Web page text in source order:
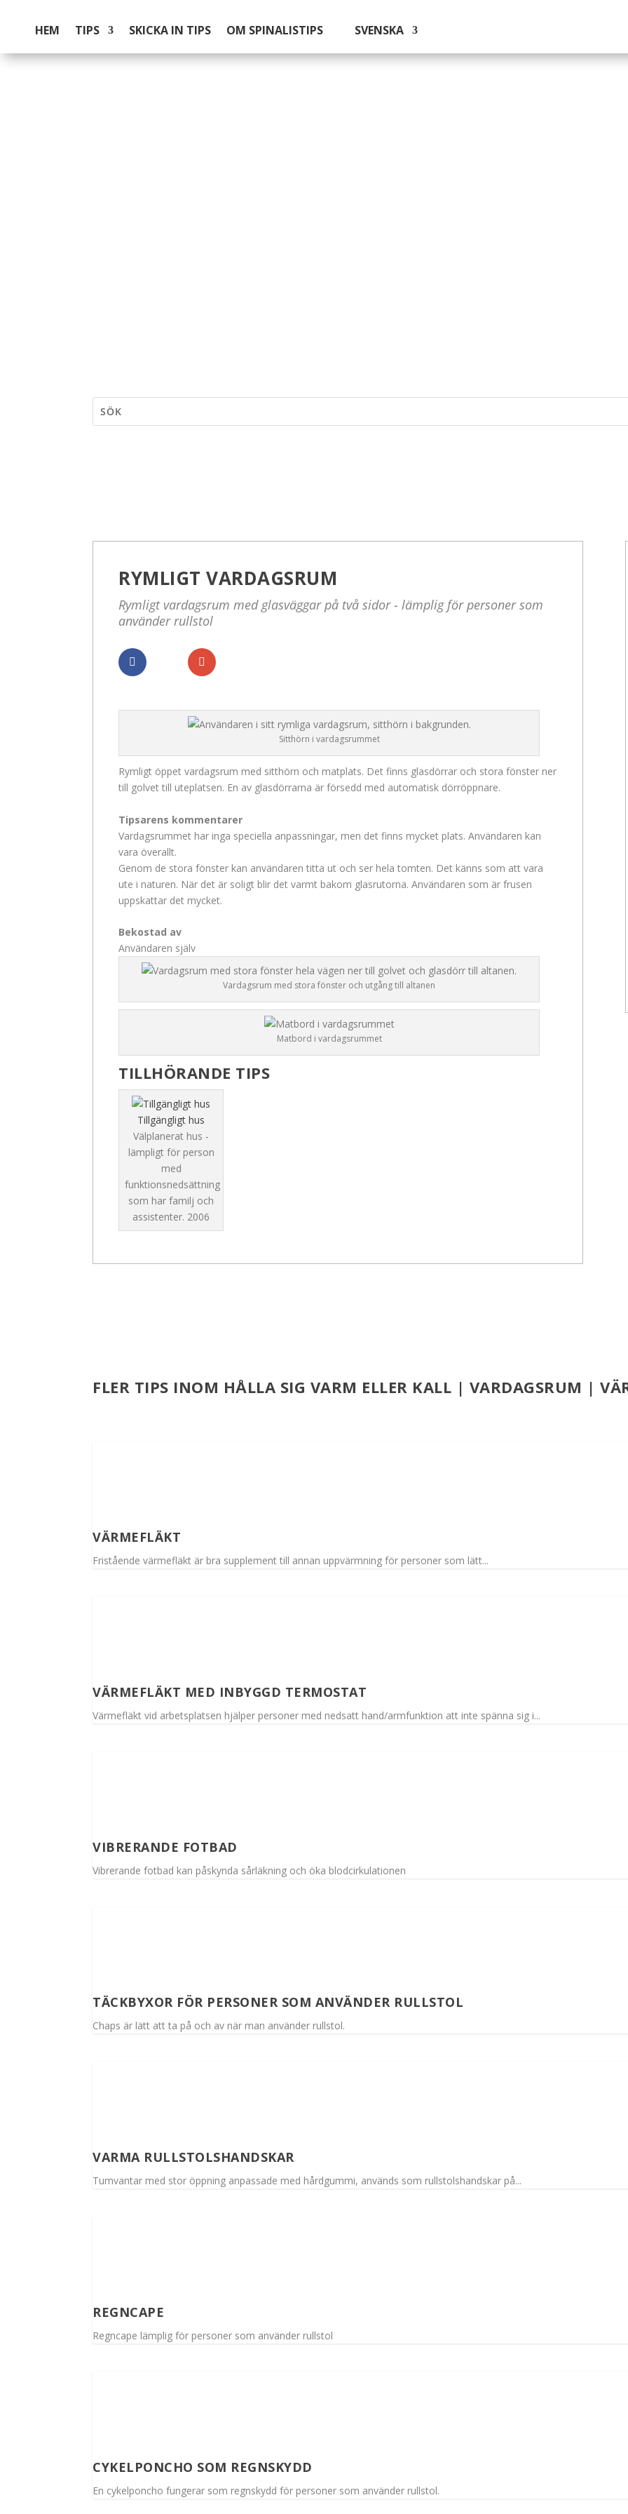
HEM TIPS SKICKA IN TIPS OM SPINALISTIPS SVENSKA
RYMLIGT VARDAGSRUM
Rymligt vardagsrum med glasväggar på två sidor - lämplig för personer som
använder rullstol
Sitthörn i vardagsrummet
Rymligt öppet vardagsrum med sitthörn och matplats. Det finns glasdörrar och stora fönster ner
till golvet till uteplatsen. En av glasdörrarna är försedd med automatisk dörröppnare.
Tipsarens kommentarer
Vardagsrummet har inga speciella anpassningar, men det finns mycket plats. Användaren kan
vara överallt.
Genom de stora fönster kan användaren titta ut och ser hela tomten. Det känns som att vara
ute i naturen. När det är soligt blir det varmt bakom glasrutorna. Användaren som är frusen
uppskattar det mycket.
Bekostad av
Användaren själv
Vardagsrum med stora fönster och utgång till altanen
Matbord i vardagsrummet
TILLHÖRANDE TIPS
Tillgängligt hus
Välplanerat hus -
lämpligt för person
med
funktionsnedsättning
som har familj och
assistenter. 2006
FLER TIPS INOM HÅLLA SIG VARM ELLER KALL | VARDAGSRUM |
VÄRMEFLÄKT
Fristående värmefläkt är bra supplement till annan uppvärmning för personer som lätt...
VÄRMEFLÄKT MED INBYGGD TERMOSTAT
Värmefläkt vid arbetsplatsen hjälper personer med nedsatt hand/armfunktion att inte spänna sig i...
VIBRERANDE FOTBAD
Vibrerande fotbad kan påskynda sårläkning och öka blodcirkulationen
TÄCKBYXOR FÖR PERSONER SOM ANVÄNDER RULLSTOL
Chaps är lätt att ta på och av när man använder rullstol.
VARMA RULLSTOLSHANDSKAR
Tumvantar med stor öppning anpassade med hårdgummi, används som rullstolshandskar på...
REGNCAPE
Regncape lämplig för personer som använder rullstol
CYKELPONCHO SOM REGNSKYDD
En cykelponcho fungerar som regnskydd för personer som använder rullstol.